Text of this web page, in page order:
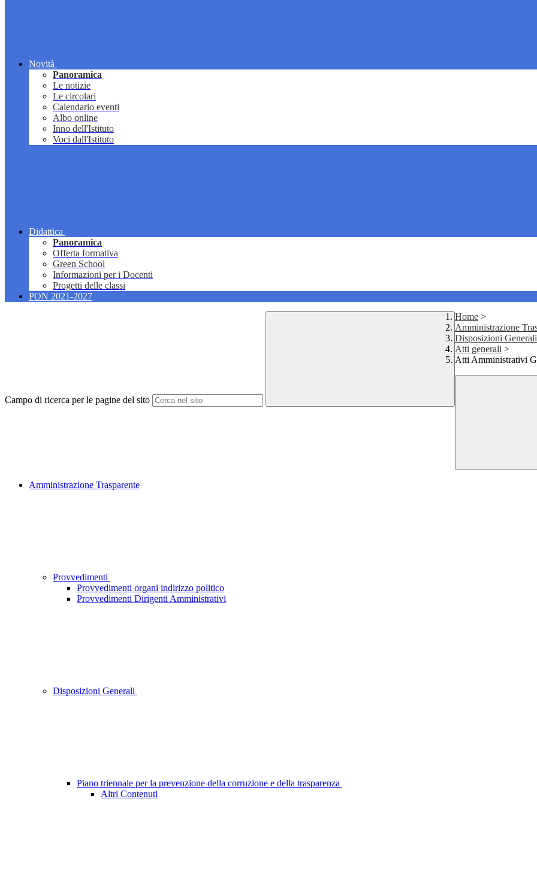
Novità
Panoramica
Le notizie
Le circolari
Calendario eventi
Albo online
Inno dell'Istituto
Voci dall'Istituto
Didattica
Panoramica
Offerta formativa
Green School
Informazioni per i Docenti
Progetti delle classi
PON 2021-2027
Campo di ricerca per le pagine del sito
Home >
Amministrazione
Disposizioni Generali
Atti generali >
Atti Amministrativi
Amministrazione Trasparente
Provvedimenti
Provvedimenti organi indirizzo politico
Provvedimenti Dirigenti Amministrativi
Disposizioni Generali
Piano triennale per la prevenzione della corruzione e della trasparenza
Altri Contenuti